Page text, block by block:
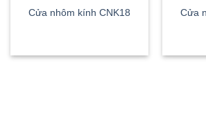
Cửa nhôm kính CNK18 Cửa